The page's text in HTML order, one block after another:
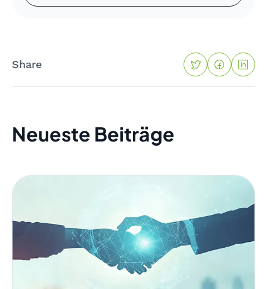
Share
Neueste Beiträge